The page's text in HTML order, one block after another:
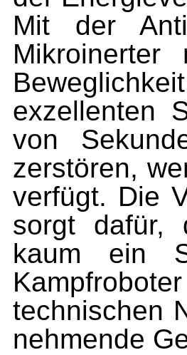
Mit der
Mikroinerter
exzellenten
von
zerstören,
verfügt. Die
sorgt dafür,
kaum ein
technischen
nehmende